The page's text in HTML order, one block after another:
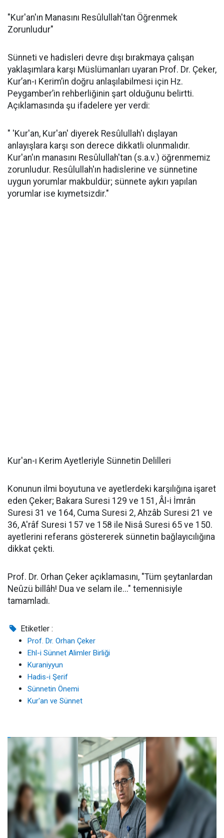
"Kur'an'ın Manasını Resûlullah'tan Öğrenmek
Zorunludur"
Sünneti ve hadisleri devre dışı bırakmaya çalışan
yaklaşımlara karşı Müslümanları uyaran Prof. Dr. Çeker,
Kur’an-ı Kerim’in doğru anlaşılabilmesi için Hz.
Peygamber’in rehberliğinin şart olduğunu belirtti.
Açıklamasında şu ifadelere yer verdi:
" 'Kur'an, Kur'an' diyerek Resûlullah'ı dışlayan
anlayışlara karşı son derece dikkatli olunmalıdır.
Kur'an'ın manasını Resûlullah'tan (s.a.v.) öğrenmemiz
zorunludur. Resûlullah'ın hadislerine ve sünnetine
uygun yorumlar makbuldür; sünnete aykırı yapılan
yorumlar ise kıymetsizdir."
Kur'an-ı Kerim Ayetleriyle Sünnetin Delilleri
Konunun ilmi boyutuna ve ayetlerdeki karşılığına işaret
eden Çeker; Bakara Suresi 129 ve 151, Âl-i İmrân
Suresi 31 ve 164, Cuma Suresi 2, Ahzâb Suresi 21 ve
36, A'râf Suresi 157 ve 158 ile Nisâ Suresi 65 ve 150.
ayetlerini referans göstererek sünnetin bağlayıcılığına
dikkat çekti.
Prof. Dr. Orhan Çeker açıklamasını, "Tüm şeytanlardan
Neûzü billâh! Dua ve selam ile..." temennisiyle
tamamladı.
Etiketler :
​Prof. Dr. Orhan Çeker
Ehl-i Sünnet Alimler Birliği
Kuraniyyun
Hadis-i Şerif
Sünnetin Önemi
Kur'an ve Sünnet